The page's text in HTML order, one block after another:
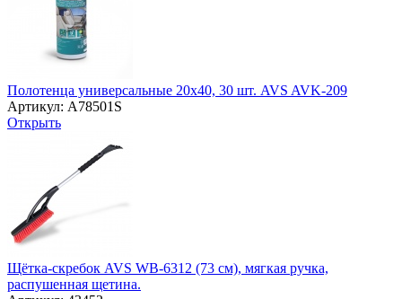
Полотенца универсальные 20х40, 30 шт. AVS AVK-209
Артикул: A78501S
Открыть
Щётка-скребок AVS WB-6312 (73 cм), мягкая ручка,
распушенная щетина.